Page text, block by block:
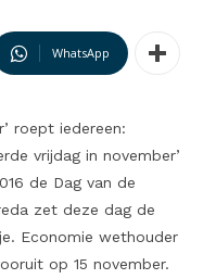
WhatsApp
roept iedereen:
vrijdag in november’
de Dag van de
zet deze dag de
Economie wethouder
op 15 november.